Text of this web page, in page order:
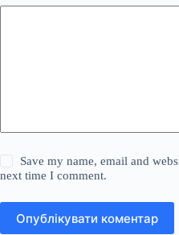
Save my name, email and
next time I comment.
Опублікувати коментар